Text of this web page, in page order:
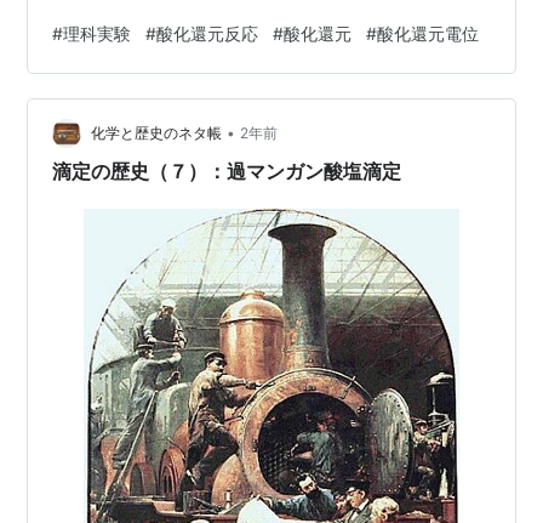
#理科実験 #酸化還元反応 #酸化還元 #酸化還元電位
化学と歴史のネタ帳 • 2年前
滴定の歴史（７）：過マンガン酸塩滴定